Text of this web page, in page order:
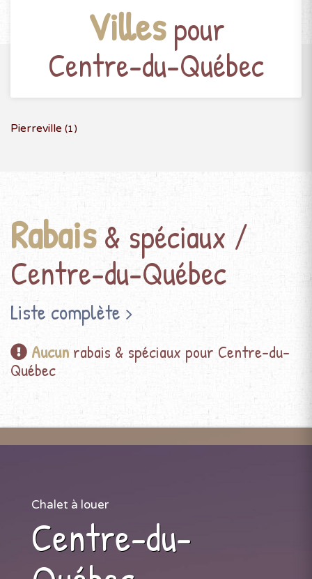
Villespour
Centre-du-Québec
Pierreville (1)
Rabais& spéciaux /
Centre-du-Québec
Liste complète
Aucun rabais & spéciaux pour Centre-du-
Québec
Chalet à louer
Centre-du-